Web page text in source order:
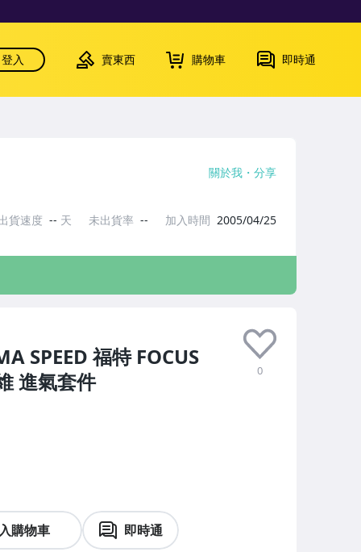
登入 賣東西 購物車 即時通
SPEED 福特 FOCUS
進氣套件
0
購物車 即時通
關於我 分享
貨速度 -- 天 未出貨率 -- 加入時間 2005/04/25